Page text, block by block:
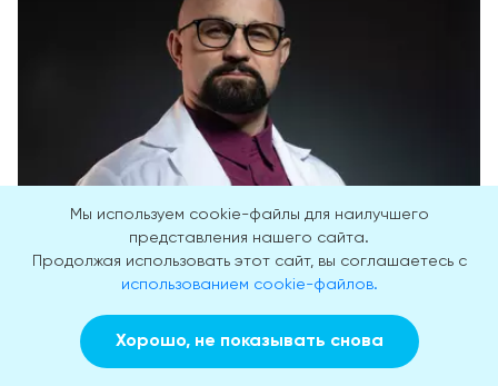
Шуров Василий Александрович
15 лет практики
Мы используем cookie-файлы для наилучшего
представления нашего сайта.
Продолжая использовать этот сайт, вы соглашаетесь с
использованием cookie-файлов.
Хорошо, не показывать снова
Заказать звонок Вызвать врача на дом